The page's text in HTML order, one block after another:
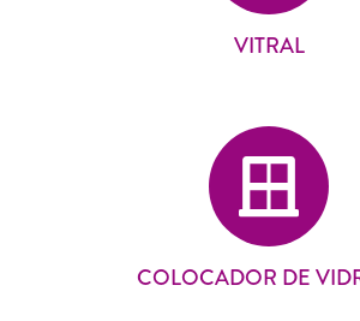
VITRAL
COLOCADOR DE